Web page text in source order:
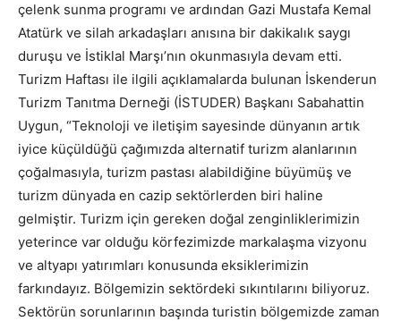
çelenk sunma programı ve ardından Gazi Mustafa Kemal
Atatürk ve silah arkadaşları anısına bir dakikalık saygı
duruşu ve İstiklal Marşı’nın okunmasıyla devam etti.
Turizm Haftası ile ilgili açıklamalarda bulunan İskenderun
Turizm Tanıtma Derneği (İSTUDER) Başkanı Sabahattin
Uygun, “Teknoloji ve iletişim sayesinde dünyanın artık
iyice küçüldüğü çağımızda alternatif turizm alanlarının
çoğalmasıyla, turizm pastası alabildiğine büyümüş ve
turizm dünyada en cazip sektörlerden biri haline
gelmiştir. Turizm için gereken doğal zenginliklerimizin
yeterince var olduğu körfezimizde markalaşma vizyonu
ve altyapı yatırımları konusunda eksiklerimizin
farkındayız. Bölgemizin sektördeki sıkıntılarını biliyoruz.
Sektörün sorunlarının başında turistin bölgemizde zaman